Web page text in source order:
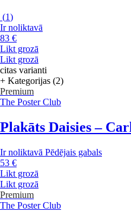
(1)
Ir noliktavā
83 €
Likt grozā
Likt grozā
citas varianti
+ Kategorijas (2)
Premium
The Poster Club
Plakāts Daisies –
Ir noliktavā Pēdējais gabals
53 €
Likt grozā
Likt grozā
Premium
The Poster Club